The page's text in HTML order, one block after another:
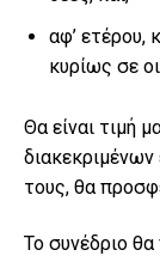
αφ’ ετέρου,
κυρίως σε
Θα είναι τιμή
διακεκριμένων
τους, θα
Το συνέδριο θα